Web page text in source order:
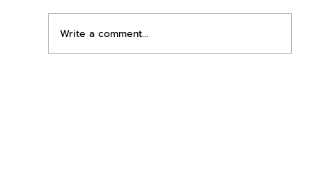
Write a comment...